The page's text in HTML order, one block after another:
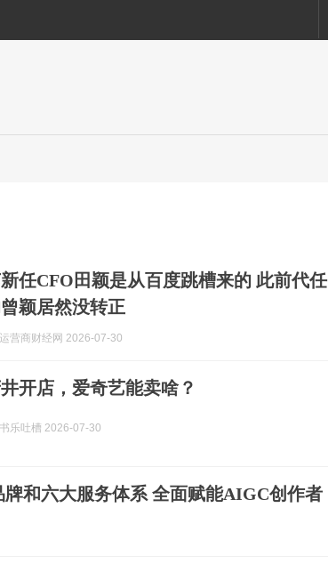
任CFO田颖是从百度跳槽来的 此前代任
颖居然没转正
运营商财经网 2026-07-30
开店，爱奇艺能卖啥？
书乐吐槽 2026-07-30
和六大服务体系 全面赋能AIGC创作者